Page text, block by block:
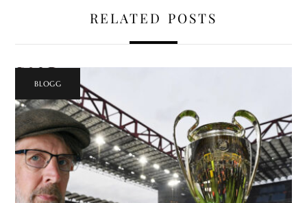
RELATED POSTS
BLOGG